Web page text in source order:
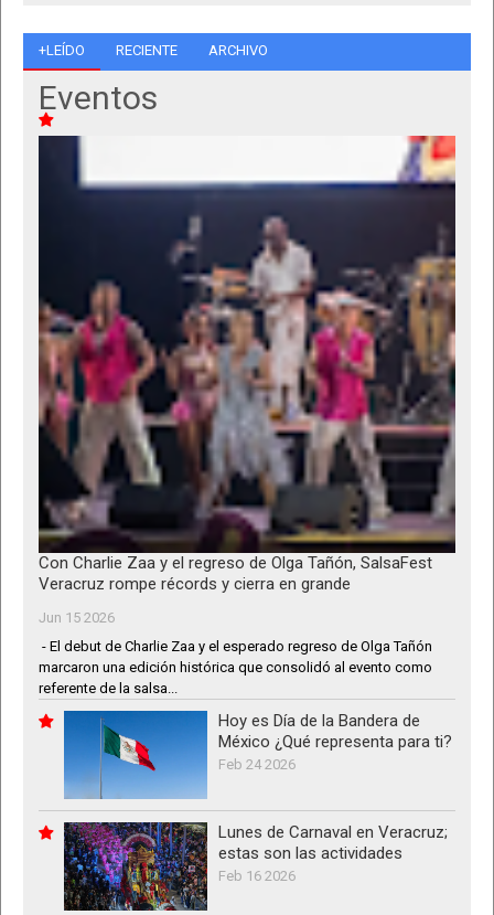
+LEÍDO RECIENTE ARCHIVO
Eventos
Con Charlie Zaa y el regreso de Olga Tañón, SalsaFest
Veracruz rompe récords y cierra en grande
Jun 15 2026
- El debut de Charlie Zaa y el esperado regreso de Olga Tañón
marcaron una edición histórica que consolidó al evento como
referente de la salsa...
Hoy es Día de la Bandera de
México ¿Qué representa para ti?
Feb 24 2026
Lunes de Carnaval en Veracruz;
estas son las actividades
Feb 16 2026